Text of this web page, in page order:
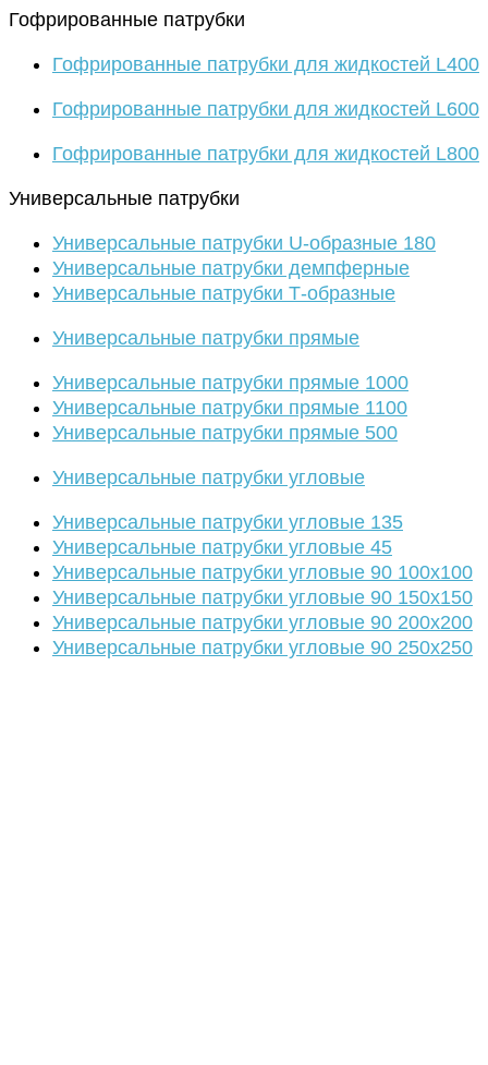
Гофрированные патрубки
Гофрированные патрубки для жидкостей L400
Гофрированные патрубки для жидкостей L600
Гофрированные патрубки для жидкостей L800
Универсальные патрубки
Универсальные патрубки U-образные 180
Универсальные патрубки демпферные
Универсальные патрубки Т-образные
Универсальные патрубки прямые
Универсальные патрубки прямые 1000
Универсальные патрубки прямые 1100
Универсальные патрубки прямые 500
Универсальные патрубки угловые
Универсальные патрубки угловые 135
Универсальные патрубки угловые 45
Универсальные патрубки угловые 90 100х100
Универсальные патрубки угловые 90 150х150
Универсальные патрубки угловые 90 200х200
Универсальные патрубки угловые 90 250х250